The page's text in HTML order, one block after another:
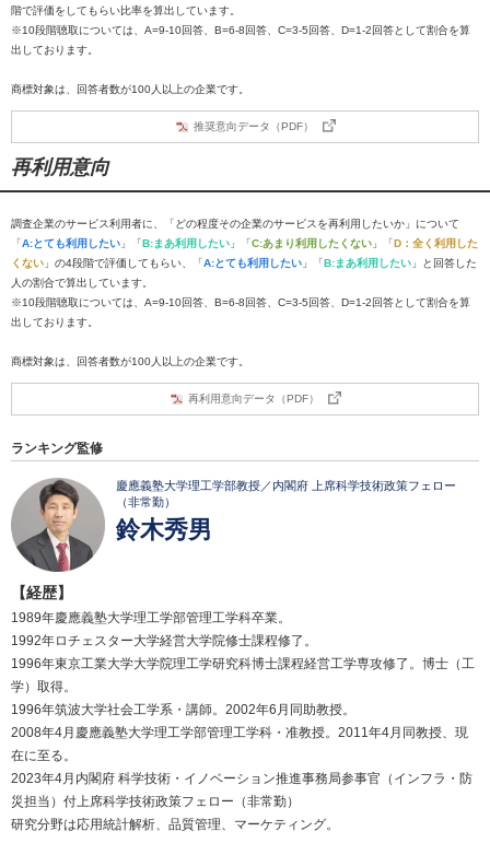
階で評価をしてもらい比率を算出しています。
※10段階聴取については、A=9-10回答、B=6-8回答、C=3-5回答、D=1-2回答として割合を算
出しております。
商標対象は、回答者数が100人以上の企業です。
推奨意向データ（PDF）
再利用意向
調査企業のサービス利用者に、「どの程度その企業のサービスを再利用したいか」について
「A:とても利用したい 」「B:まあ利用したい 」「C:あまり利用したくない 」「D：全く利用した
くない 」の4段階で評価してもらい、「A:とても利用したい 」「B:まあ利用したい 」と回答した
人の割合で算出しています。
※10段階聴取については、A=9-10回答、B=6-8回答、C=3-5回答、D=1-2回答として割合を算
出しております。
商標対象は、回答者数が100人以上の企業です。
再利用意向データ（PDF）
ランキング監修
慶應義塾大学理工学部教授／内閣府 上席科学技術政策フェロー
（非常勤）
鈴木秀男
【経歴】
1989年慶應義塾大学理工学部管理工学科卒業。
1992年ロチェスター大学経営大学院修士課程修了。
1996年東京工業大学大学院理工学研究科博士課程経営工学専攻修了。博士（工
学）取得。
1996年筑波大学社会工学系・講師。2002年6月同助教授。
2008年4月慶應義塾大学理工学部管理工学科・准教授。2011年4月同教授、現
在に至る。
2023年4月内閣府 科学技術・イノベーション推進事務局参事官（インフラ・防
災担当）付上席科学技術政策フェロー（非常勤）
研究分野は応用統計解析、品質管理、マーケティング。